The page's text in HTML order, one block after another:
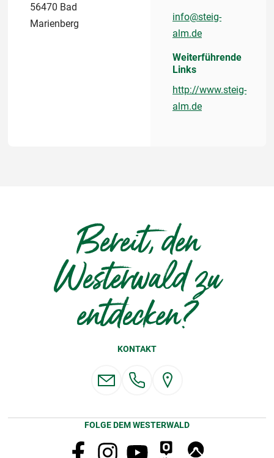
56470 Bad
Marienberg
info@steig-
alm.de
Weiterführende
Links
http://www.steig-
alm.de
Bereit, den
Westerwald zu
entdecken?
KONTAKT
FOLGE DEM WESTERWALD